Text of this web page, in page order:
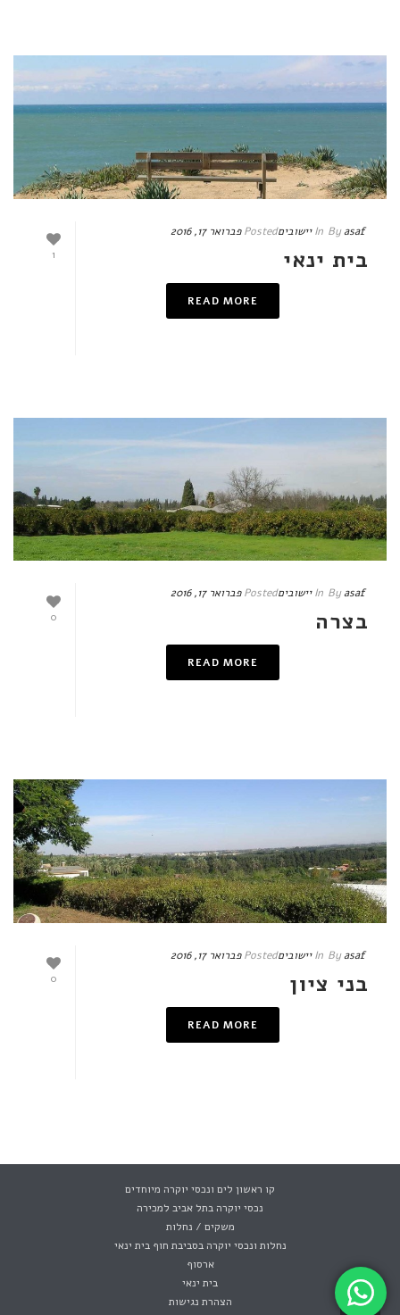
1
Byasaf
In יישוביםPosted פברואר 17, 2016
בית ינאי
READ MORE
0
Byasaf
In יישוביםPosted פברואר 17, 2016
בצרה
READ MORE
0
Byasaf
In יישוביםPosted פברואר 17, 2016
בני ציון
READ MORE
קו ראשון לים ונכסי יוקרה מיוחדים
נכסי יוקרה בתל אביב למכירה
משקים / נחלות
נחלות ונכסי יוקרה בסביבת חוף בית ינאי
ארסוף
בית ינאי
הצהרת נגישות